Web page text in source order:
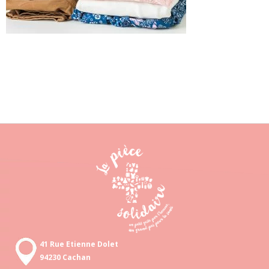
41 Rue Etienne Dolet
94230 Cachan